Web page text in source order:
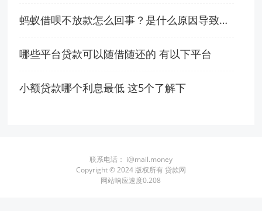
蚂蚁借呗不放款怎么回事？是什么原因导致的呢？
哪些平台贷款可以随借随还的 有以下平台
小额贷款哪个利息最低 这5个了解下
联系电话： i@mail.money
Copyright © 2024 版权所有 贷款网
网站响应速度0.208